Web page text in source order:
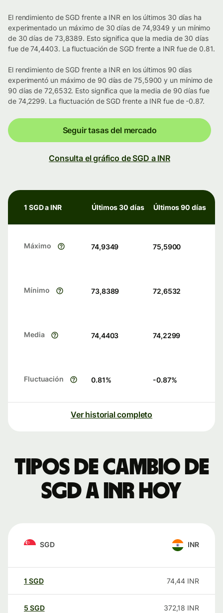
El rendimiento de SGD frente a INR en los últimos 30 días ha
experimentado un máximo de 30 días de 74,9349 y un mínimo
de 30 días de 73,8389. Esto significa que la media de 30 días
fue de 74,4403. La fluctuación de SGD frente a INR fue de 0.81.
El rendimiento de SGD frente a INR en los últimos 90 días
experimentó un máximo de 90 días de 75,5900 y un mínimo de
90 días de 72,6532. Esto significa que la media de 90 días fue
de 74,2299. La fluctuación de SGD frente a INR fue de -0.87.
Seguir tasas del mercado
Consulta el gráfico de SGD a INR
1 SGD a INR Últimos 30 días Últimos 90 días
Máximo 74,9349 75,5900
Mínimo 73,8389 72,6532
Media 74,4403 74,2299
Fluctuación 0.81% -0.87%
Ver historial completo
Tipos de cambio de
SGD a INR hoy
SGD INR
1 SGD 74,44 INR
5 SGD 372,18 INR